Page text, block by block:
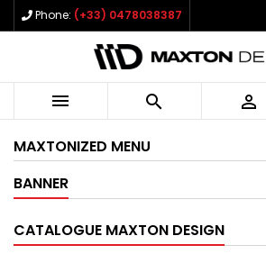
Phone: (+33) 0478038387
  
MAXTONIZED MENU
BANNER
CATALOGUE MAXTON DESIGN